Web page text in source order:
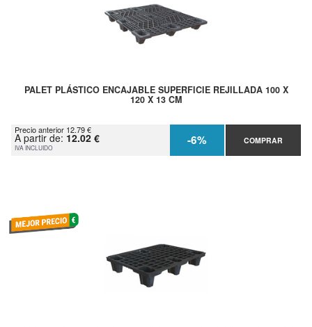
PALET PLÁSTICO ENCAJABLE SUPERFICIE REJILLADA 100 X
120 X 13 CM
Precio anterior 12.79 €
A partir de: 12.02 €
IVA INCLUIDO -6% COMPRAR